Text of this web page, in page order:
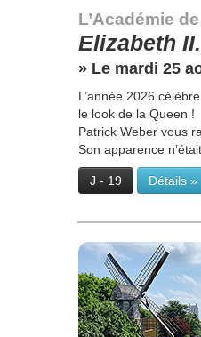
L’Académie
Elizabeth
» Le mardi 25
L’année 2026
le look de la Queen !
Patrick Weber vous
Son apparence
J - 19 Détails »